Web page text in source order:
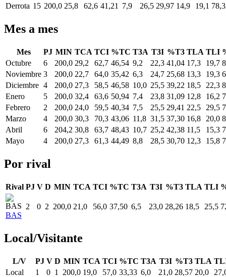
Derrota 15 200,0 25,8 62,6 41,21 7,9 26,5 29,97 14,9 19,1
Mes a mes
Mes PJ MIN TCA TCI %TC T3A T3I %T3 TLA TLI
Octubre
6 200,0 29,2 62,7 46,54 9,2 22,3 41,04 17,3 19,7
Noviembre 3 200,0 22,7 64,0 35,42 6,3 24,7 25,68 13,3 19,3
Diciembre 4 200,0 27,3 58,5 46,58 10,0 25,5 39,22 18,5 22,3
Enero
5 200,0 32,4 63,6 50,94 7,4 23,8 31,09 12,8 16,2
Febrero
2 200,0 24,0 59,5 40,34 7,5 25,5 29,41 22,5 29,5
Marzo
4 200,0 30,3 70,3 43,06 11,8 31,5 37,30 16,8 20,0
Abril
6 204,2 30,8 63,7 48,43 10,7 25,2 42,38 11,5 15,3
Mayo
4 200,0 27,3 61,3 44,49 8,8 28,5 30,70 12,3 15,8
Por rival
Rival PJ V D MIN TCA TCI %TC T3A T3I %T3 TLA TLI
BAS
2 0 2 200,0 21,0 56,0 37,50 6,5 23,0 28,26 18,5 25,5
Local/Visitante
L/V PJ V D MIN TCA TCI %TC T3A T3I %T3 TLA
Local
1 0 1 200,0 19,0 57,0 33,33 6,0 21,0 28,57 20,0